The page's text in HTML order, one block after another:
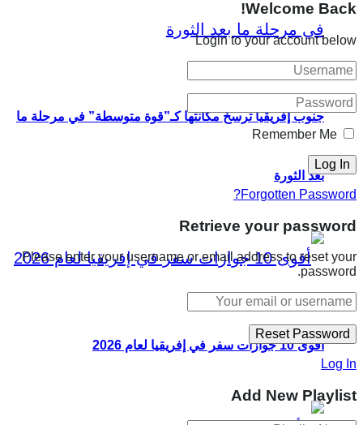
جنوب إفريقيا ترسخ مكانتها كـ”قوة متوسطة” في مرحلة ما
بعد الثورة
أقوى 10 جوازات سفر في إفريقيا لعام 2026
Welcome Back!
Login to your account below
Remember Me
Forgotten Password?
Retrieve your password
Please enter your username or email address to reset your
password.
Log In
Add New Playlist